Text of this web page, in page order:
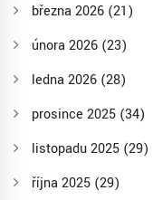
března 2026 (21)
února 2026 (23)
ledna 2026 (28)
prosince 2025 (34)
listopadu 2025 (29)
října 2025 (29)